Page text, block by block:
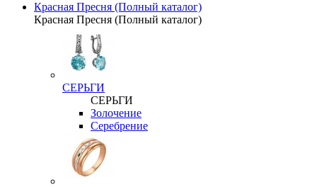
Красная Пресня (Полный каталог)
Красная Пресня (Полный каталог)
СЕРЬГИ
СЕРЬГИ
Золочение
Серебрение